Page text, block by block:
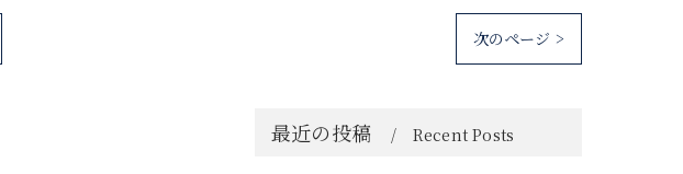
次のページ >
最近の投稿 Recent Posts